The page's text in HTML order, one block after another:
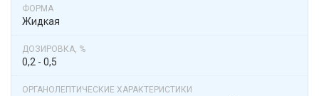
Жидкая
0,2 - 0,5